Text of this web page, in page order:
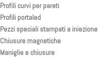
Profili curvi per pareti
Profili portaled
Pezzi speciali stampati a iniezione
Chiusure magnetiche
Maniglie e chiusure